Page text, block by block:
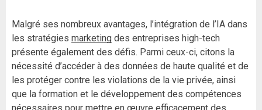
Malgré ses nombreux avantages, l’intégration de l’IA dans
les stratégies marketing des entreprises high-tech
présente également des défis. Parmi ceux-ci, citons la
nécessité d’accéder à des données de haute qualité et de
les protéger contre les violations de la vie privée, ainsi
que la formation et le développement des compétences